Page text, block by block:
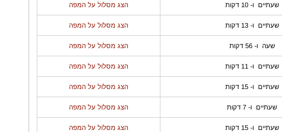
שעתיים ו- 10 דקות הצג מסלול על המפה
שעתיים ו- 13 דקות הצג מסלול על המפה
שעה ו- 56 דקות הצג מסלול על המפה
שעתיים ו- 11 דקות הצג מסלול על המפה
שעתיים ו- 15 דקות הצג מסלול על המפה
שעתיים ו- 7 דקות הצג מסלול על המפה
שעתיים ו- 15 דקות הצג מסלול על המפה